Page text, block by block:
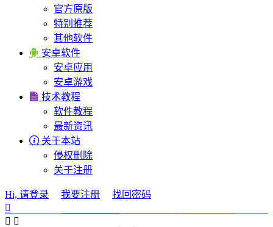
官方原版
特别推荐
其他软件
 安卓软件
安卓应用
安卓游戏
 技术教程
软件教程
最新资讯
 关于本站
侵权删除
关于注册
Hi, 请登录 我要注册
找回密码

 